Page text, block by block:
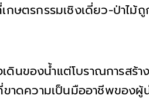
ษตรกรรมเชิงเดี่ยว-ป่าไม้
นของน้ำแต่โบราณการสร้า
าดความเป็นมืออาชีพของผู้